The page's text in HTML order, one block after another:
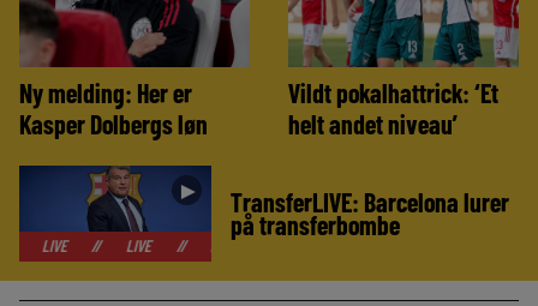
Ny melding: Her er
Kasper Dolbergs løn
Vildt pokalhattrick: ‘Et
helt andet niveau’
►
LIVE LIVE // LIVE
TransferLIVE: Barcelona lurer
på transferbombe